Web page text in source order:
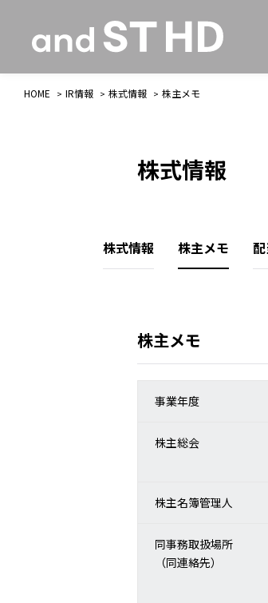
HOME IR情報 株式情報 株主メモ
株式情報
株式情報 株主メモ
株主メモ
事業年度
株主総会
株主名簿管理人
同事務取扱場所
（同連絡先）